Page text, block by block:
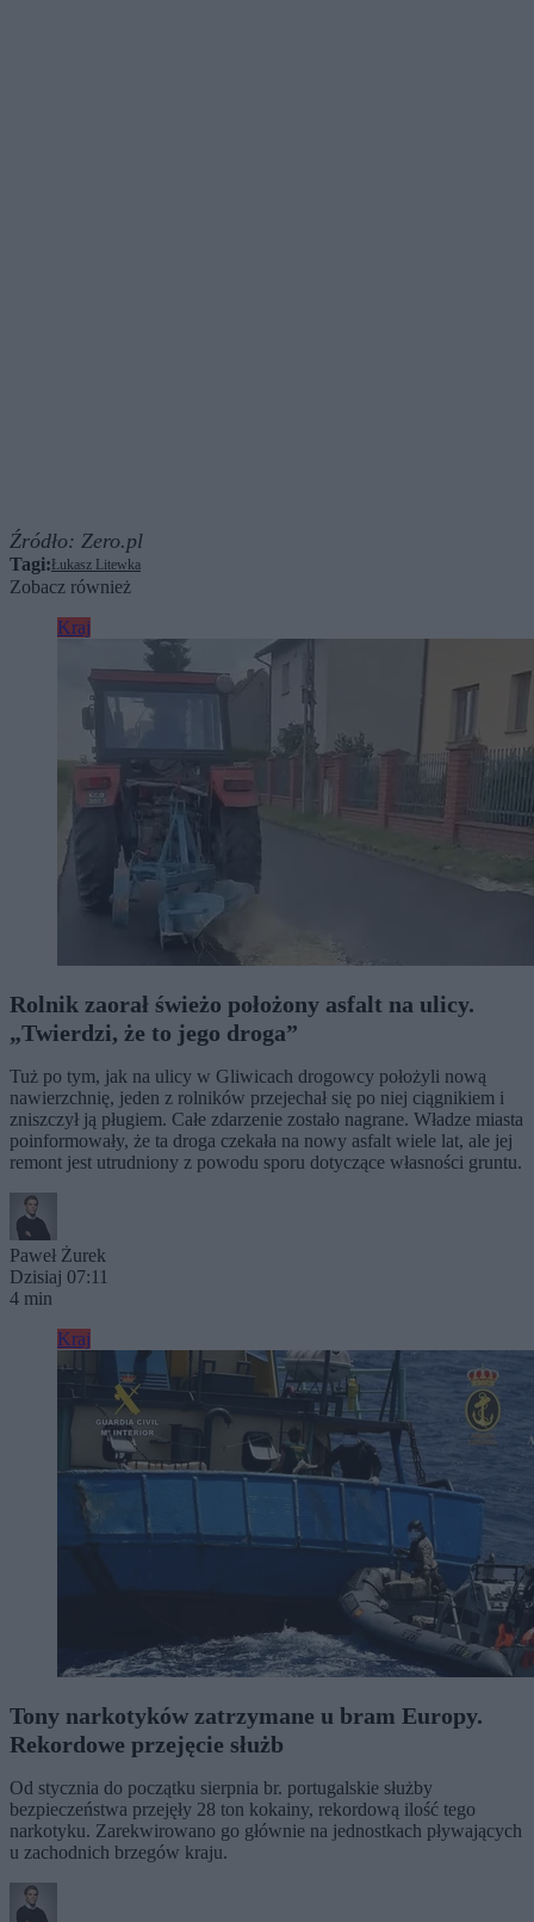
Źródło: Zero.pl
Tagi:Łukasz Litewka
Zobacz również
Kraj
Rolnik zaorał świeżo położony asfalt na ulicy.
„Twierdzi, że to jego droga”
Tuż po tym, jak na ulicy w Gliwicach drogowcy położyli nową
nawierzchnię, jeden z rolników przejechał się po niej ciągnikiem i
zniszczył ją pługiem. Całe zdarzenie zostało nagrane. Władze miasta
poinformowały, że ta droga czekała na nowy asfalt wiele lat, ale jej
remont jest utrudniony z powodu sporu dotyczące własności gruntu.
Paweł Żurek
Dzisiaj 07:11
4 min
Kraj
Tony narkotyków zatrzymane u bram Europy.
Rekordowe przejęcie służb
Od stycznia do początku sierpnia br. portugalskie służby
bezpieczeństwa przejęły 28 ton kokainy, rekordową ilość tego
narkotyku. Zarekwirowano go głównie na jednostkach pływających
u zachodnich brzegów kraju.